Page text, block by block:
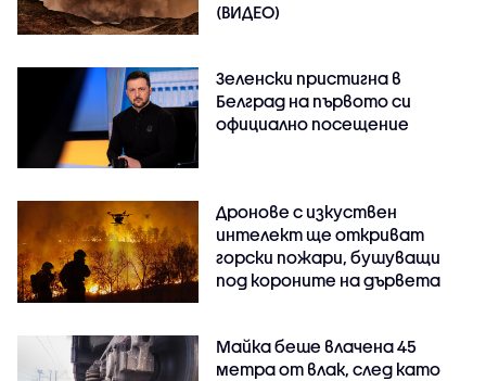
(ВИДЕО)
Зеленски пристигна в
Белград на първото си
официално посещение
Дронове с изкуствен
интелект ще откриват
горски пожари, бушуващи
под короните на дървета
Майка беше влачена 45
метра от влак, след като